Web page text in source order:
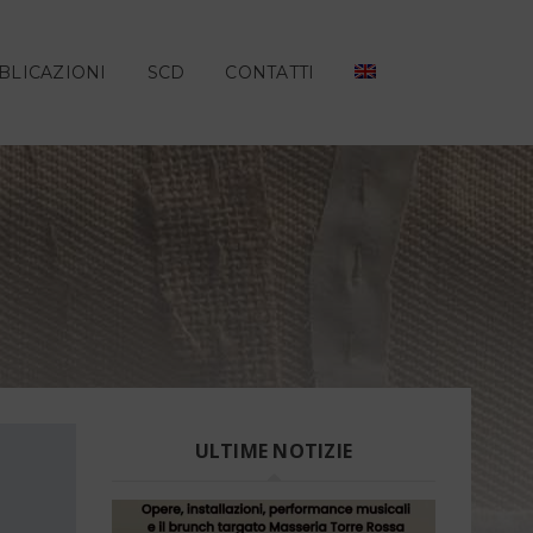
SCD CONTATTI
ULTIME NOTIZIE